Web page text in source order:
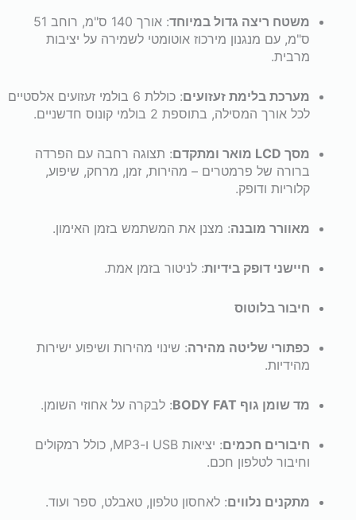
משטח ריצה גדול במיוחד
: אורך 140 ס"מ, רוחב 51
ס"מ, עם מנגנון מירכוז אוטומטי לשמירה על יציבות
מרבית.
מערכת בלימת זעזועים
: כוללת 6 בולמי זעזועים אלסטיים
לכל אורך המסילה, בתוספת 2 בולמי קונוס חדשניים.
מסך LCD מואר ומתקדם
: תצוגה רחבה עם הפרדה
ברורה של פרמטרים – מהירות, זמן, מרחק, שיפוע,
קלוריות ודופק.
מאוורר מובנה: מצנן את המשתמש בזמן האימון.
חיישני דופק בידיות: לניטור בזמן אמת.
חיבור בלוטוס
כפתורי שליטה מהירה: שינוי מהירות ושיפוע ישירות
מהידיות.
מד שומן גוף BODY FAT : לבקרה על אחוזי השומן.
חיבורים חכמים
: יציאות USB ו-MP3, כולל רמקולים
וחיבור לטלפון חכם.
מתקנים נלווים: לאחסון טלפון, טאבלט, ספר ועוד.